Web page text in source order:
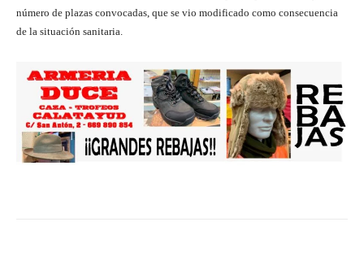
número de plazas convocadas, que se vio modificado como consecuencia
de la situación sanitaria.